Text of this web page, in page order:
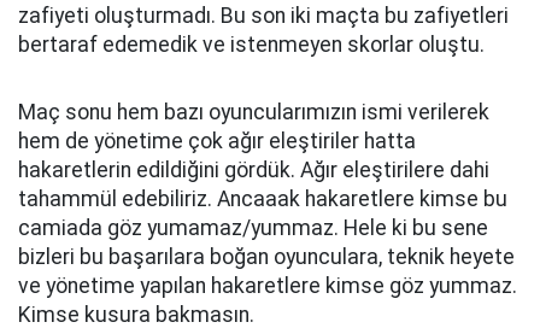
zafiyeti oluşturmadı. Bu son iki maçta bu zafiyetleri
bertaraf edemedik ve istenmeyen skorlar oluştu.
Maç sonu hem bazı oyuncularımızın ismi verilerek
hem de yönetime çok ağır eleştiriler hatta
hakaretlerin edildiğini gördük. Ağır eleştirilere dahi
tahammül edebiliriz. Ancaaak hakaretlere kimse bu
camiada göz yumamaz/yummaz. Hele ki bu sene
bizleri bu başarılara boğan oyunculara, teknik heyete
ve yönetime yapılan hakaretlere kimse göz yummaz.
Kimse kusura bakmasın.